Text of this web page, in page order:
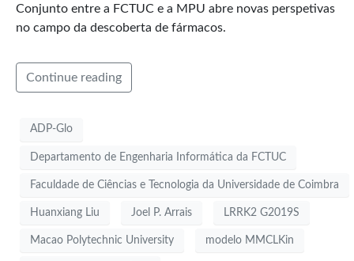
Conjunto entre a FCTUC e a MPU abre novas perspetivas
no campo da descoberta de fármacos.
Continue reading
ADP-Glo
Departamento de Engenharia Informática da FCTUC
Faculdade de Ciências e Tecnologia da Universidade de Coimbra
Huanxiang Liu Joel P. Arrais LRRK2 G2019S
Macao Polytechnic University modelo MMCLKin